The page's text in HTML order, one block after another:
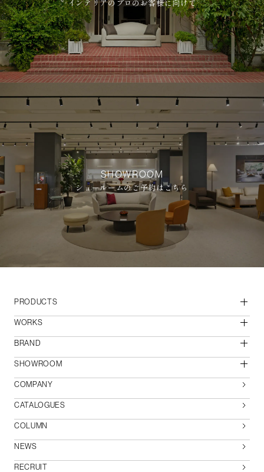
インテリアのプロのお客様に向けて
SHOWROOM
ショールームのご予約はこちら
PRODUCTS
WORKS
BRAND
SHOWROOM
COMPANY
CATALOGUES
COLUMN
NEWS
RECRUIT